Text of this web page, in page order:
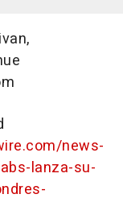
news-
lanza-su-